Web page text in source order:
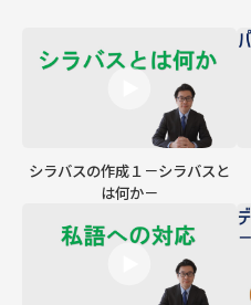
シラバスの作成１－シラバスと
は何か－